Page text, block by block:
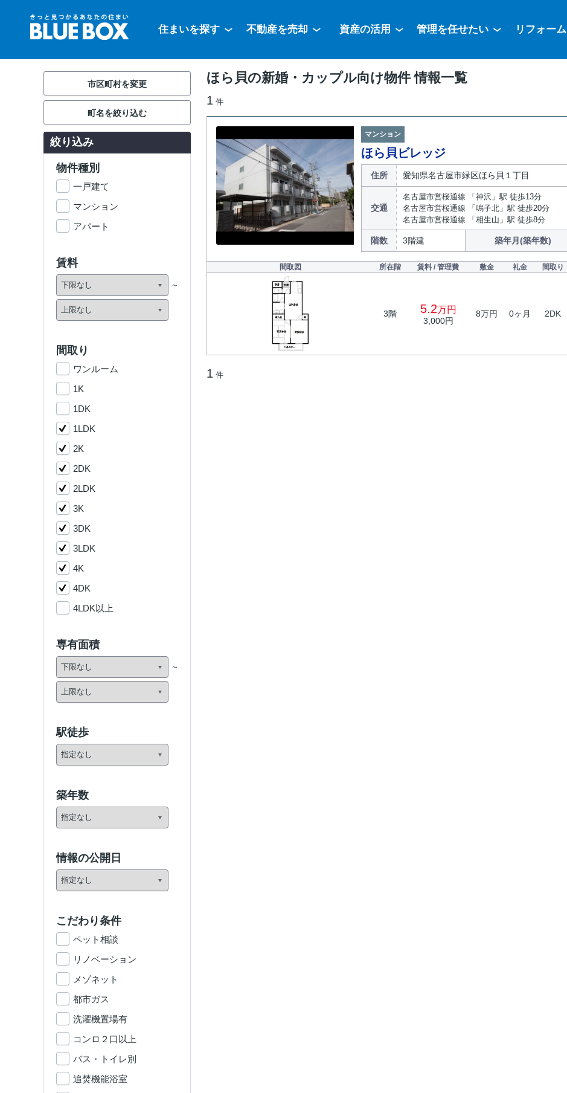
住まいを探す 不動産を売却 資産の活用 管理を任せたい リフォーム
ほら貝の新婚・カップル向け物件 情報一覧
1 件
マンション
ほら貝ビレッジ
住所 愛知県名古屋市緑区ほら貝１丁目
交通
名古屋市営桜通線 「神沢」駅 徒歩13分
名古屋市営桜通線 「鳴子北」駅 徒歩20分
名古屋市営桜通線 「相生山」駅 徒歩8分
階数 3階建 築年月(築年数)
間取図 所在階 賃料 / 管理費 敷金 礼金 間取り
3階 5.2万円
3,000円
8万円 0ヶ月 2DK
1 件
市区町村を変更
町名を絞り込む
絞り込み
物件種別
一戸建て
マンション
アパート
賃料
間取り
ワンルーム
1K
1DK
1LDK
2K
2DK
2LDK
3K
3DK
3LDK
4K
4DK
4LDK以上
専有面積
駅徒歩
築年数
情報の公開日
こだわり条件
ペット相談
リノベーション
メゾネット
都市ガス
洗濯機置場有
コンロ２口以上
バス・トイレ別
追焚機能浴室